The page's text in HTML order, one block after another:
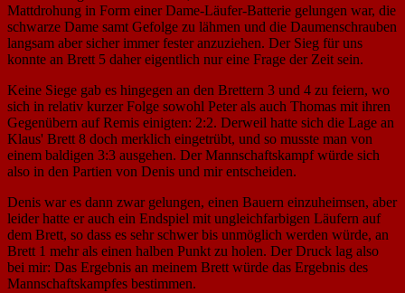
Mattdrohung in Form einer Dame-Läufer-Batterie gelungen war, die
schwarze Dame samt Gefolge zu lähmen und die Daumenschrauben
langsam aber sicher immer fester anzuziehen. Der Sieg für uns
konnte an Brett 5 daher eigentlich nur eine Frage der Zeit sein.
Keine Siege gab es hingegen an den Brettern 3 und 4 zu feiern, wo
sich in relativ kurzer Folge sowohl Peter als auch Thomas mit ihren
Gegenübern auf Remis einigten: 2:2. Derweil hatte sich die Lage an
Klaus' Brett 8 doch merklich eingetrübt, und so musste man von
einem baldigen 3:3 ausgehen. Der Mannschaftskampf würde sich
also in den Partien von Denis und mir entscheiden.
Denis war es dann zwar gelungen, einen Bauern einzuheimsen, aber
leider hatte er auch ein Endspiel mit ungleichfarbigen Läufern auf
dem Brett, so dass es sehr schwer bis unmöglich werden würde, an
Brett 1 mehr als einen halben Punkt zu holen. Der Druck lag also
bei mir: Das Ergebnis an meinem Brett würde das Ergebnis des
Mannschaftskampfes bestimmen.